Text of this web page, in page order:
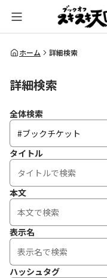
全体検索
ホーム 詳細検索
詳細検索
全体検索
タイトル
本文
表示名
ハッシュタグ